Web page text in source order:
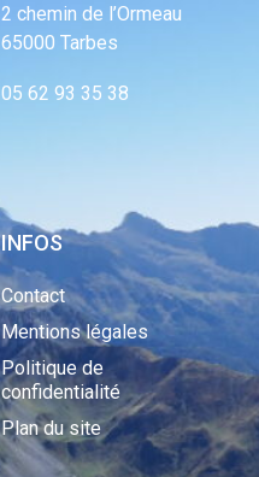
2 chemin de l’Ormeau
65000 Tarbes
05 62 93 35 38
INFOS
Contact
Mentions légales
Politique de
confidentialité
Plan du site